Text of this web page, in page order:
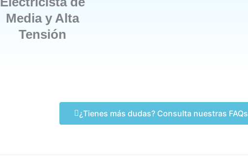
Media y Alta
Tensión
¿Tienes más dudas? Consulta nuestras FAQs